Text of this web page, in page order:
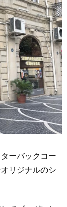
ーバックコー
リジナルのシ